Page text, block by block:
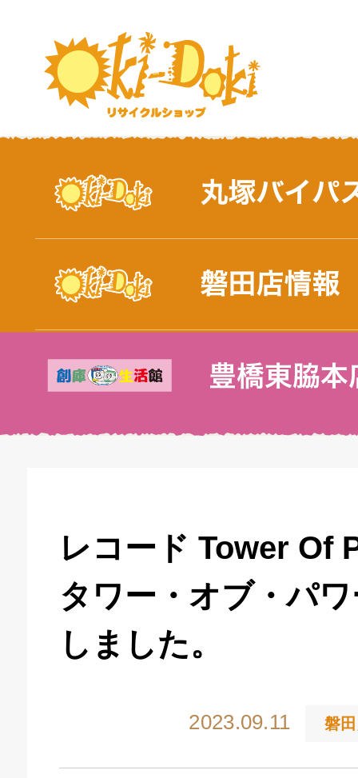
レコード Tower Of
タワー・オブ・パ
しました。
2023.09.11 磐